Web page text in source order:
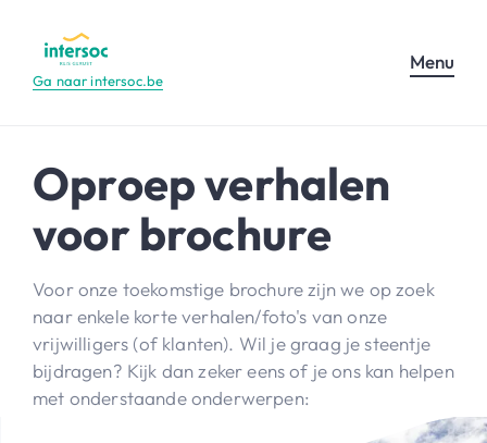
Ga naar intersoc.be
Menu
Oproep verhalen
voor brochure
Voor onze toekomstige brochure zijn we op zoek
naar enkele korte verhalen/foto's van onze
vrijwilligers (of klanten). Wil je graag je steentje
bijdragen? Kijk dan zeker eens of je ons kan helpen
met onderstaande onderwerpen: